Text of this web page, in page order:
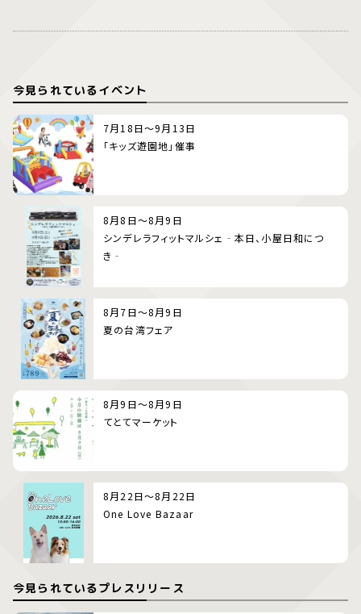
今見られているイベント
7月18日～9月13日
「キッズ遊園地」催事
8月8日～8月9日
シンデレラフィットマルシェ‐本日、小屋日和につ
き‐
8月7日～8月9日
夏の台湾フェア
8月9日～8月9日
てとてマーケット
8月22日～8月22日
One Love Bazaar
今見られているプレスリリース